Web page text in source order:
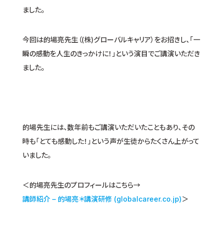
ました。
今回は的場亮先生（(株)グローバルキャリア）をお招きし、「一
瞬の感動を人生のきっかけに！」という演目でご講演いただき
ました。
的場先生には、数年前もご講演いただいたこともあり、その
時も「とても感動した！」という声が生徒からたくさん上がって
いました。
＜的場亮先生のプロフィールはこちら→
講師紹介 – 的場亮＊講演研修 (globalcareer.co.jp)＞